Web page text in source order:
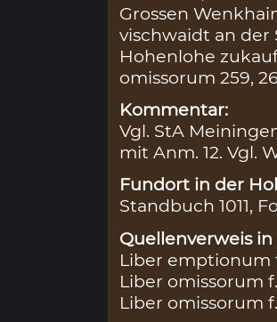
Grossen
vischwaidt an
Hohenlohe
omissorum 259,
Kommentar:
Vgl. StA
mit Anm. 12. Vgl.
Fundort in der
Standbuch 1011,
Quellenverweis
Liber emptionum
Liber omissorum
Liber omissorum